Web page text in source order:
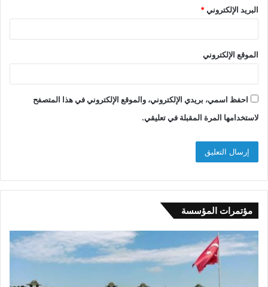
البريد الإلكتروني*
الموقع الإلكتروني
احفظ اسمي، بريدي الإلكتروني، والموقع الإلكتروني في هذا المتصفح
لاستخدامها المرة المقبلة في تعليقي.
مؤتمرات المؤسسة